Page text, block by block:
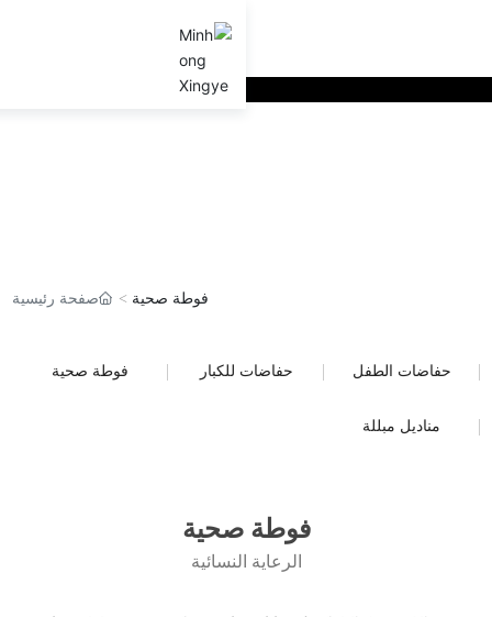
صفحة رئيسية فوطة صحية
حفاضات الطفل حفاضات للكبار فوطة صحية
مناديل مبللة
فوطة صحية
الرعاية النسائية